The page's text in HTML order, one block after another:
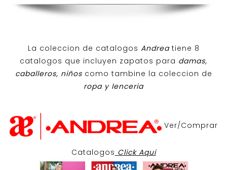
La coleccion de catalogos Andreatiene 8
catalogos que incluyen zapatos para damas,
caballeros, niños como tambine la coleccion de
ropa y lenceria
Ver/Comprar
Catalogos Click Aqui